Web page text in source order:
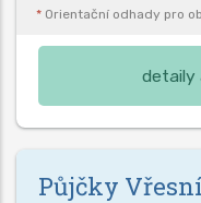
* Orientační odhady pro
detaily
Půjčky